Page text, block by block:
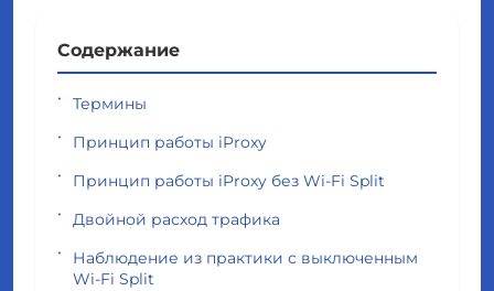
Содержание
Термины
Принцип работы iProxy
Принцип работы iProxy без Wi-Fi Split
Двойной расход трафика
Наблюдение из практики с выключенным
Wi-Fi Split